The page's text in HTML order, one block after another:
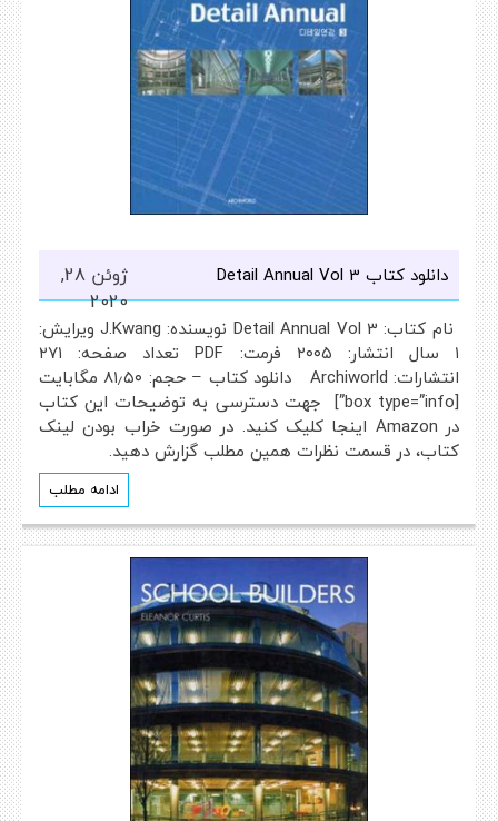
دانلود کتاب Detail Annual Vol 3
ژوئن 28,
2020
نام کتاب: Detail Annual Vol 3 نویسنده: J.Kwang ویرایش:
۱ سال انتشار: ۲۰۰۵ فرمت: PDF تعداد صفحه: ۲۷۱
انتشارات: Archiworld دانلود کتاب – حجم: ۸۱٫۵۰ مگابایت
[box type=”info”] جهت دسترسی به توضیحات این کتاب
در Amazon اینجا کلیک کنید. در صورت خراب بودن لینک
کتاب، در قسمت نظرات همین مطلب گزارش دهید.
ادامه مطلب